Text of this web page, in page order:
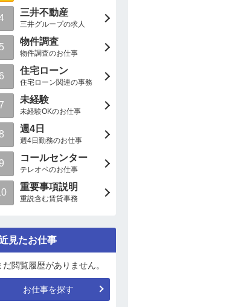
三井不動産
三井グループの求人
5
物件調査
物件調査のお仕事
6
住宅ローン
住宅ローン関連の事務
7
未経験
未経験OKのお仕事
8
週4日
週4日勤務のお仕事
9
コールセンター
テレオペのお仕事
重要事項説明
重説含む賃貸事務
見たお仕事
だ閲覧履歴がありません。
お仕事を探す